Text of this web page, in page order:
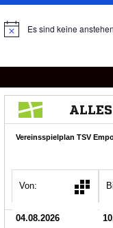
H
w
i
s
Es sind keine